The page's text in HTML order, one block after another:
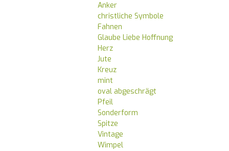
Anker
christliche Symbole
Fahnen
Glaube Liebe Hoffnung
Herz
Jute
Kreuz
mint
oval abgeschrägt
Pfeil
Sonderform
Spitze
Vintage
Wimpel